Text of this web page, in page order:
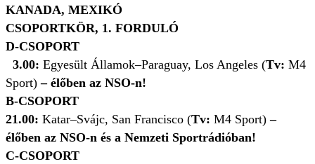
KANADA, MEXIKÓ
CSOPORTKÖR, 1. FORDULÓ
D-CSOPORT
3.00: Egyesült Államok–Paraguay, Los Angeles (Tv: M4
Sport)– élőben az NSO-n!
B-CSOPORT
21.00: Katar–Svájc, San Francisco (Tv: M4 Sport)–
élőben az NSO-n és a Nemzeti Sportrádióban!
C-CSOPORT